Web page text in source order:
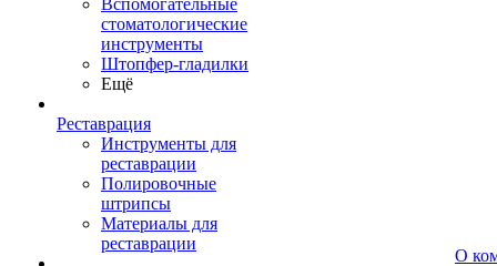
Вспомогательные
стоматологические
инструменты
Штопфер-гладилки
Ещё
Реставрация
Инструменты для
реставрации
Полировочные
штрипсы
Материалы для
реставрации
О